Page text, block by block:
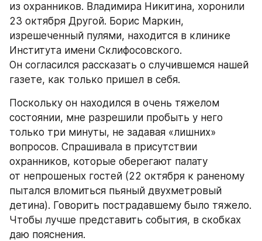
из охранников. Владимира Никитина, хоронили
23 октября Другой. Борис Маркин,
изрешеченный пулями, находится в клинике
Института имени Склифосовского.
Он согласился рассказать о случившемся нашей
газете, как только пришел в себя.
Поскольку он находился в очень тяжелом
состоянии, мне разрешили пробыть у него
только три минуты, не задавая «лишних»
вопросов. Спрашивала в присутствии
охранников, которые оберегают палату
от непрошеных гостей (22 октября к раненому
пытался вломиться пьяный двухметровый
детина). Говорить пострадавшему было тяжело.
Чтобы лучше представить события, в скобках
даю пояснения.